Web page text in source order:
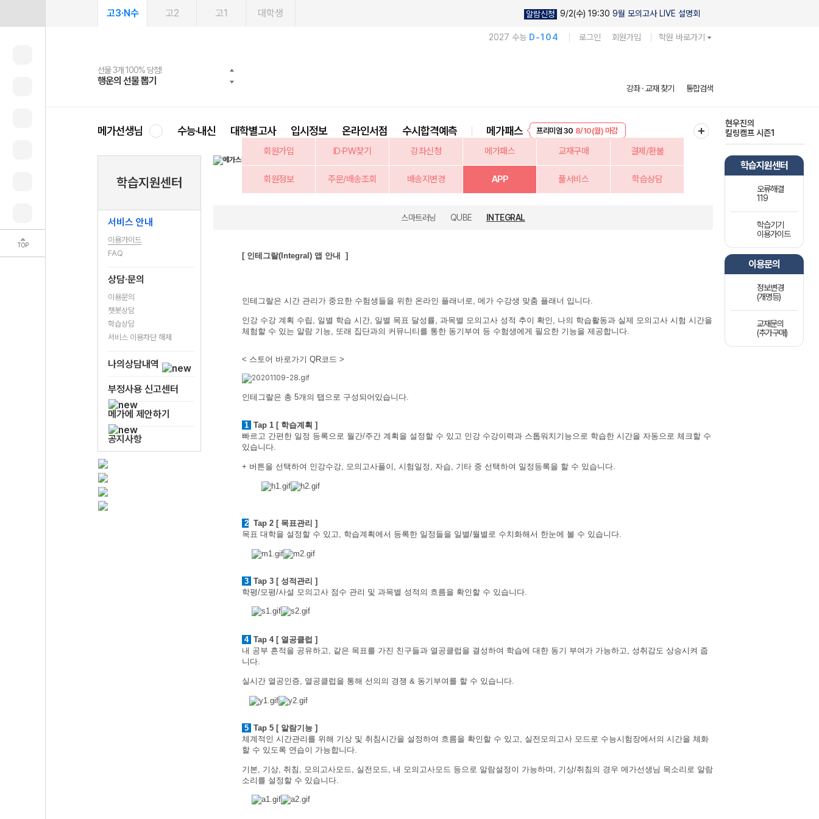
TOP
고3·N수 고2 고1 대학생 알람신청 9/2(수) 19:30 9월 모의고사 LIVE 설명회
2027 수능 D-104 로그인 회원가입 학원 바로가기
선물 3개 100% 당첨!
행운의 선물 뽑기
선물 100% 증정!
메가스터디 X 올리브
여름방학 스터디 캐시백
메가런 썸머스쿨
2027 러셀 단과
강사 공개선발
스마트러닝앱
설문 EVENT
메가패스
3일 무료 체험권
메가패스 수강생 무료혜택!
메가클럽 멤버십
사회공헌 캠페인
희망이룸 메가나눔
강좌 · 교재 찾기 통합검색
메가선생님 수능·내신 대학별고사 입시정보 온라인서점 수시합격예측 메가패스
프리미엄 30 8/10(월) 마감
현우진의
킬링캠프 시즌1
학습지원센터
서비스 안내
이용가이드
FAQ
상담·문의
이용문의
챗봇상담
학습상담
서비스 이용차단 해제
나의상담내역
부정사용 신고센터
메가에 제안하기
공지사항
회원가입 ID·PW찾기 강좌신청 메가패스 교재구매 결제/환불
회원정보 주문/배송조회 배송지변경 APP 풀서비스 학습상담
스마트러닝 QUBE INTEGRAL
[ 인테그랄(Integral) 앱 안내 ]
인테그랄은 시간 관리가 중요한 수험생들을 위한 온라인 플래너로, 메가 수강생 맞춤 플래너 입니다.
인강 수강 계획 수립, 일별 학습 시간, 일별 목표 달성률, 과목별 모의고사 성적 추이 확인, 나의 학습활동과 실제 모의고사 시험 시간을
체험할 수 있는 알람 기능, 또래 집단과의 커뮤니티를 통한 동기부여 등 수험생에게 필요한 기능을 제공합니다.
< 스토어 바로가기 QR코드 >
인테그랄은 총 5개의 탭으로 구성되어있습니다.
1 Tap 1 [ 학습계획 ]
빠르고 간편한 일정 등록으로 월간/주간 계획을 설정할 수 있고 인강 수강이력과 스톱워치기능으로 학습한 시간을 자동으로 체크할 수
있습니다.
+ 버튼을 선택하여 인강수강, 모의고사풀이, 시험일정, 자습, 기타 중 선택하여 일정등록을 할 수 있습니다.
2 Tap 2 [ 목표관리 ]
목표 대학을 설정할 수 있고, 학습계획에서 등록한 일정들을 일별/월별로 수치화해서 한눈에 볼 수 있습니다.
3 Tap 3 [ 성적관리 ]
학평/모평/사설 모의고사 점수 관리 및 과목별 성적의 흐름을 확인할 수 있습니다.
4 Tap 4 [ 열공클럽 ]
내 공부 흔적을 공유하고, 같은 목표를 가진 친구들과 열공클럽을 결성하여 학습에 대한 동기 부여가 가능하고, 성취감도 상승시켜 줍
니다.
실시간 열공인증, 열공클럽을 통해 선의의 경쟁 & 동기부여를 할 수 있습니다.
5 Tap 5 [ 알람기능 ]
체계적인 시간관리를 위해 기상 및 취침시간을 설정하여 흐름을 확인할 수 있고, 실전모의고사 모드로 수능시험장에서의 시간을 체화
할 수 있도록 연습이 가능합니다.
기본, 기상, 취침, 모의고사모드, 실전모드, 내 모의고사모드 등으로 알람설정이 가능하며, 기상/취침의 경우 메가선생님 목소리로 알람
소리를 설정할 수 있습니다.
학습지원센터
오류해결
119
학습기기
이용가이드
이용문의
정보변경
(개명등)
교재문의
(추가구매)